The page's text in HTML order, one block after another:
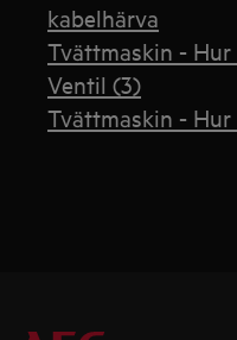
kabelhärva
Tvättmaskin -
Ventil (3)
Tvättmaskin -